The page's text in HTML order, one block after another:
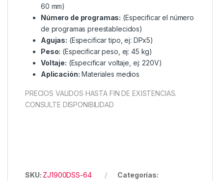
60 mm)
Número de programas: (Especificar el número
de programas preestablecidos)
Agujas: (Especificar tipo, ej: DPx5)
Peso: (Especificar peso, ej: 45 kg)
Voltaje: (Especificar voltaje, ej: 220V)
Aplicación: Materiales medios
PRECIOS VALIDOS HASTA FIN DE EXISTENCIAS.
CONSULTE DISPONIBILIDAD
SKU: ZJ1900DSS-64
Categorías: